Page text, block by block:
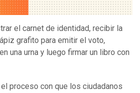
el carnet de identidad, recibir la
grafito para emitir el voto,
una urna y luego firmar un libro con
el proceso con que los ciudadanos